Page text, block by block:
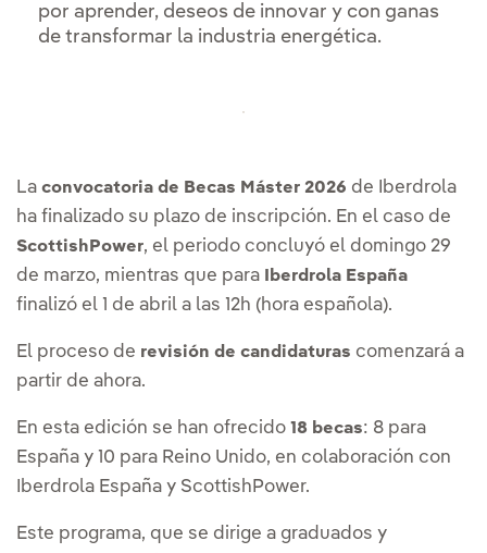
por aprender, deseos de innovar y con ganas
de transformar la industria energética.
La convocatoria de Becas Máster 2026 de Iberdrola
ha finalizado su plazo de inscripción. En el caso de
ScottishPower, el periodo concluyó el domingo 29
de marzo, mientras que para Iberdrola España
finalizó el 1 de abril a las 12h (hora española).
El proceso de revisión de candidaturas comenzará a
partir de ahora.
En esta edición se han ofrecido 18 becas: 8 para
España y 10 para Reino Unido, en colaboración con
Iberdrola España y ScottishPower.
Este programa, que se dirige a graduados y